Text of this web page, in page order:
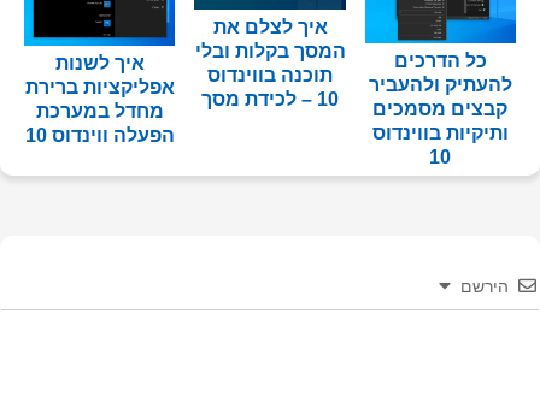
כל הדרכים
להעתיק ולהעביר
קבצים מסמכים
ותיקיות בווינדוס
10
איך לצלם את
המסך בקלות ובלי
תוכנה בווינדוס
10 – לכידת מסך
איך לשנות
אפליקציות ברירת
מחדל במערכת
הפעלה ווינדוס 10
הירשם